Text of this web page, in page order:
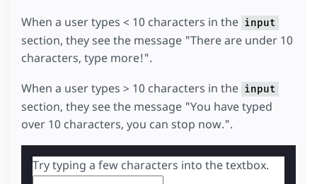
When a user types < 10 characters in the input
section, they see the message "There are under 10
characters, type more!".
When a user types > 10 characters in the input
section, they see the message "You have typed
over 10 characters, you can stop now.".
Try typing a few characters into the textbox.